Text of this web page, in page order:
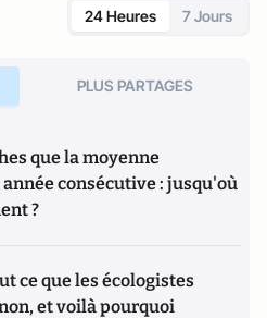
24 Heures 7 Jours
PLUS PARTAGES
que la moyenne
consécutive : jusqu'où
?
ce que les écologistes
et voilà pourquoi